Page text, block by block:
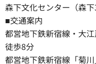
森下文化センター（森下
■交通案内
都営地下鉄新宿線・大
徒歩8分
都営地下鉄新宿線「菊